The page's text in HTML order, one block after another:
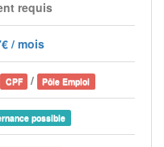
requis
/ mois
CPF / Pôle Emploi
possible